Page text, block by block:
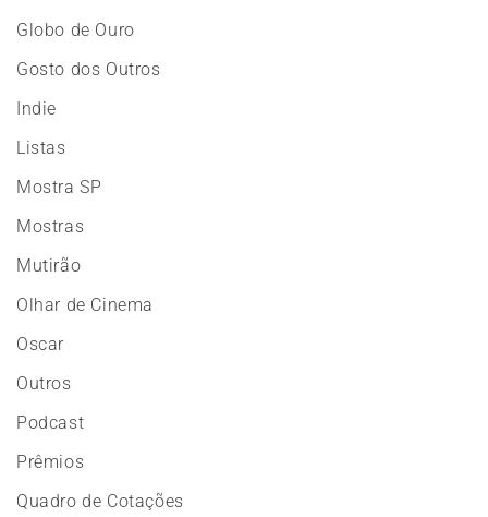
Globo de Ouro
Gosto dos Outros
Indie
Listas
Mostra SP
Mostras
Mutirão
Olhar de Cinema
Oscar
Outros
Podcast
Prêmios
Quadro de Cotações